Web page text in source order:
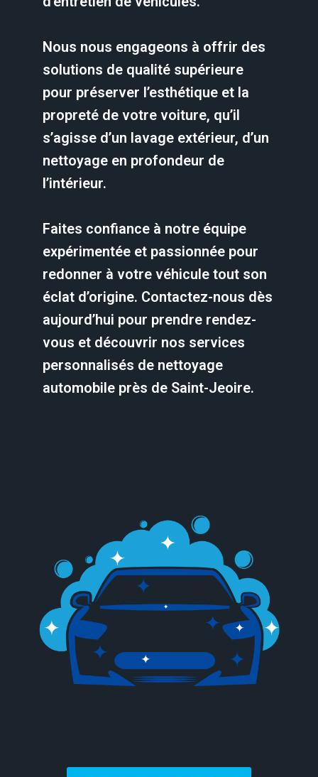
Nous nous engageons à offrir des
solutions de qualité supérieure
pour préserver l’esthétique et la
propreté de votre voiture, qu’il
s’agisse d’un lavage extérieur, d’un
nettoyage en profondeur de
l’intérieur.
Faites confiance à notre équipe
expérimentée et passionnée pour
redonner à votre véhicule tout son
éclat d’origine. Contactez-nous dès
aujourd’hui pour prendre rendez-
vous et découvrir nos services
personnalisés de nettoyage
automobile près de Saint-Jeoire.